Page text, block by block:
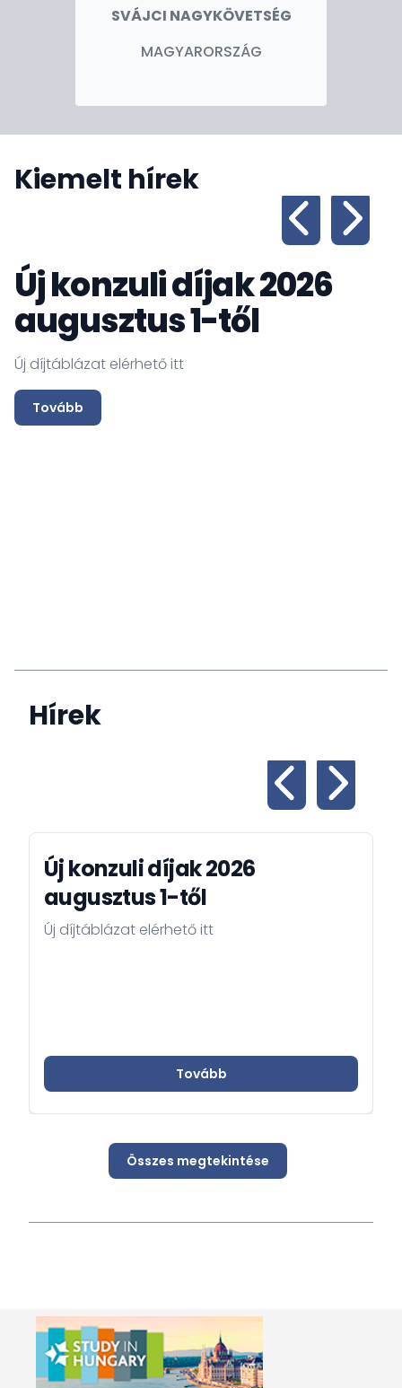
SVÁJCI NAGYKÖVETSÉG
MAGYARORSZÁG
Kiemelt hírek
Új konzuli díjak 2026
augusztus 1-től
Új díjtáblázat elérhető itt
Tovább
Hírek
Új konzuli díjak 2026
augusztus 1-től
Új díjtáblázat elérhető itt
Tovább
Összes megtekintése